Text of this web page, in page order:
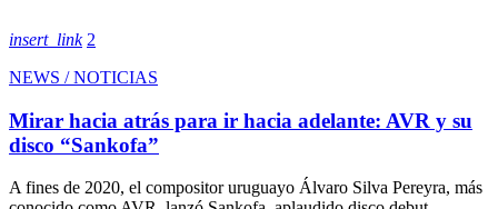
insert_link 2
NEWS / NOTICIAS
Mirar hacia atrás para ir hacia adelante: AVR y su
disco “Sankofa”
A fines de 2020, el compositor uruguayo Álvaro Silva Pereyra, más